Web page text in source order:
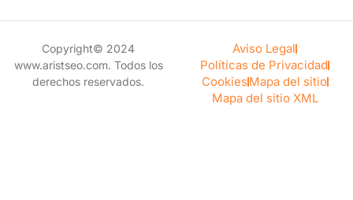
d
t
Copyright© 2024
www.aristseo.com. Todos los
derechos reservados.
Aviso Legal
Políticas de Privacidad
CookiesMapa del sitio
Mapa del sitio XML